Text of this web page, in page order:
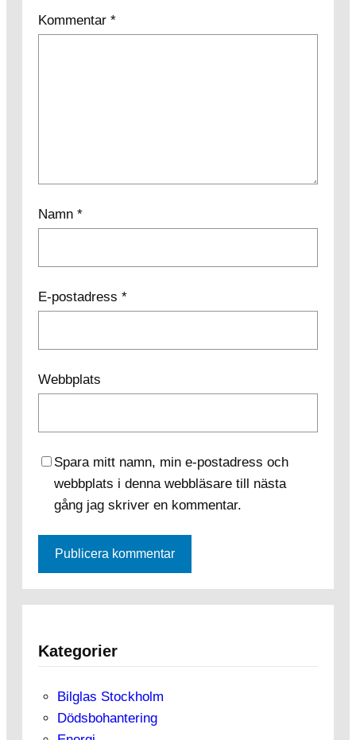
Kommentar *
Namn *
E-postadress *
Webbplats
Spara mitt namn, min e-postadress och
webbplats i denna webbläsare till nästa
gång jag skriver en kommentar.
Kategorier
Bilglas Stockholm
Dödsbohantering